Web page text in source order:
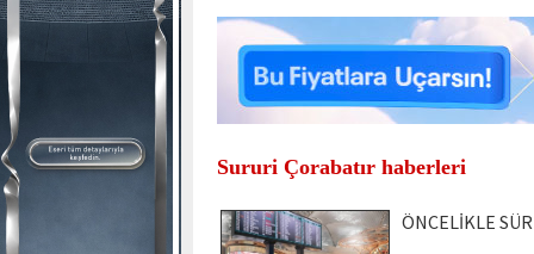
Sururi Çorabatır haberleri
ÖNCELİKLE